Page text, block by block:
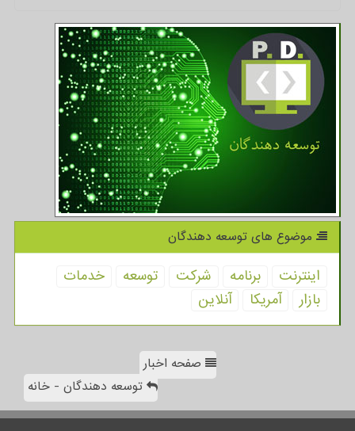
موضوع های توسعه دهندگان
اینترنت برنامه شركت توسعه
خدمات
بازار
آمریكا آنلاین
صفحه اخبار
توسعه دهندگان - خانه